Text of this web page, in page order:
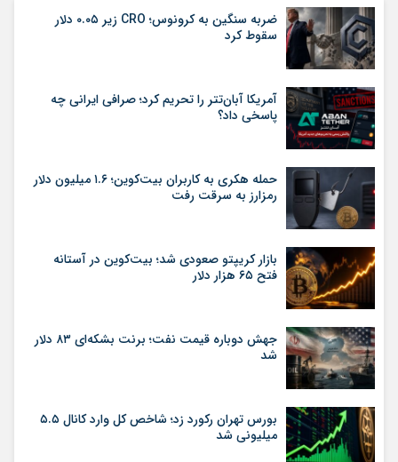
ضربه سنگین به کرونوس؛ CRO زیر ۰.۰۵ دلار
سقوط کرد
آمریکا آبان‌تتر را تحریم کرد؛ صرافی ایرانی چه
پاسخی داد؟
حمله هکری به کاربران بیت‌کوین؛ ۱.۶ میلیون دلار
رمزارز به سرقت رفت
بازار کریپتو صعودی شد؛ بیت‌کوین در آستانه
فتح ۶۵ هزار دلار
جهش دوباره قیمت نفت؛ برنت بشکه‌ای ۸۳ دلار
شد
بورس تهران رکورد زد؛ شاخص کل وارد کانال ۵.۵
میلیونی شد